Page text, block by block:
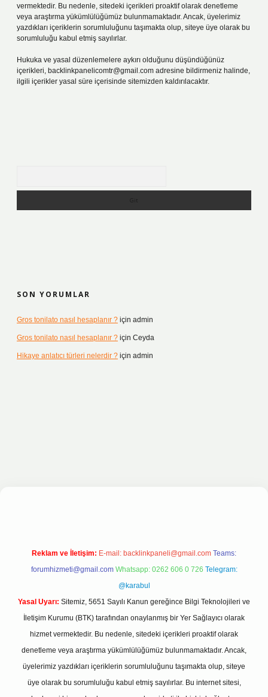
vermektedir. Bu nedenle, sitedeki içerikleri proaktif olarak denetleme
veya araştırma yükümlülüğümüz bulunmamaktadır. Ancak, üyelerimiz
yazdıkları içeriklerin sorumluluğunu taşımakta olup, siteye üye olarak bu
sorumluluğu kabul etmiş sayılırlar.
Hukuka ve yasal düzenlemelere aykırı olduğunu düşündüğünüz
içerikleri, backlinkpanelicomtr@gmail.com adresine bildirmeniz halinde,
ilgili içerikler yasal süre içerisinde sitemizden kaldırılacaktır.
SON YORUMLAR
Gros tonilato nasıl hesaplanır ? için admin
Gros tonilato nasıl hesaplanır ? için Ceyda
Hikaye anlatıcı türleri nelerdir ? için admin
Reklam ve İletişim: E-mail: backlinkpaneli@gmail.com Teams:
forumhizmeti@gmail.com Whatsapp: 0262 606 0 726 Telegram:
@karabul
Yasal Uyarı: Sitemiz, 5651 Sayılı Kanun gereğince Bilgi Teknolojileri ve
İletişim Kurumu (BTK) tarafından onaylanmış bir Yer Sağlayıcı olarak
hizmet vermektedir. Bu nedenle, sitedeki içerikleri proaktif olarak
denetleme veya araştırma yükümlülüğümüz bulunmamaktadır. Ancak,
üyelerimiz yazdıkları içeriklerin sorumluluğunu taşımakta olup, siteye
üye olarak bu sorumluluğu kabul etmiş sayılırlar. Bu internet sitesi,